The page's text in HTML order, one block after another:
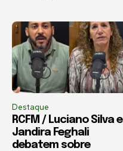
Destaque
RCFM / Luciano Silva e
Jandira Feghali
debatem sobre